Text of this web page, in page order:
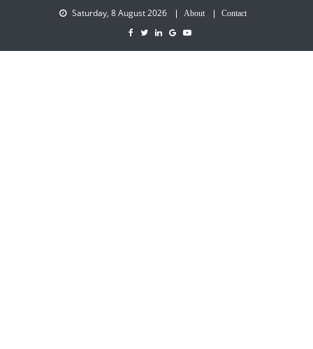
Saturday, 8 August 2026 About Contact